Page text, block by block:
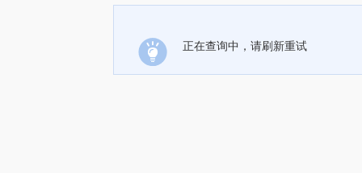
正在查询中，请刷新重试